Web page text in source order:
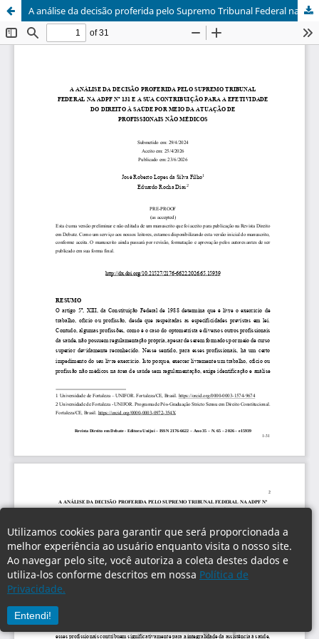
Utilizamos cookies para garantir que será proporcionada a
melhor experiência ao usuário enquanto visita o nosso site.
Ao navegar pelo site, você autoriza a coleta destes dados e
utiliza-los conforme descritos em nossa Política de
Privacidade.
Entendi!
A análise da decisão proferida pelo Supremo Tribunal Federal na ADPF nº 131 e a sua contribuição para a efetividade do direito à saúde por meio da atuação de profissionais não médicos